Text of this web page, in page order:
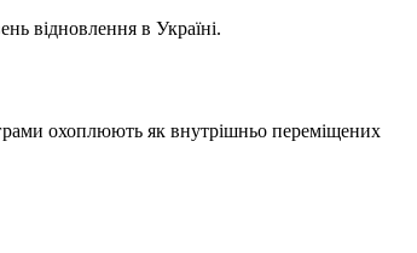
відновлення в Україні.
охоплюють як внутрішньо переміщених